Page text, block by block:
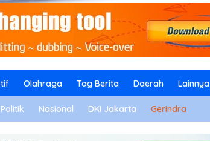
Olahraga Tag Berita Daerah Lainnya
Politik Nasional DKI Jakarta Gerindra